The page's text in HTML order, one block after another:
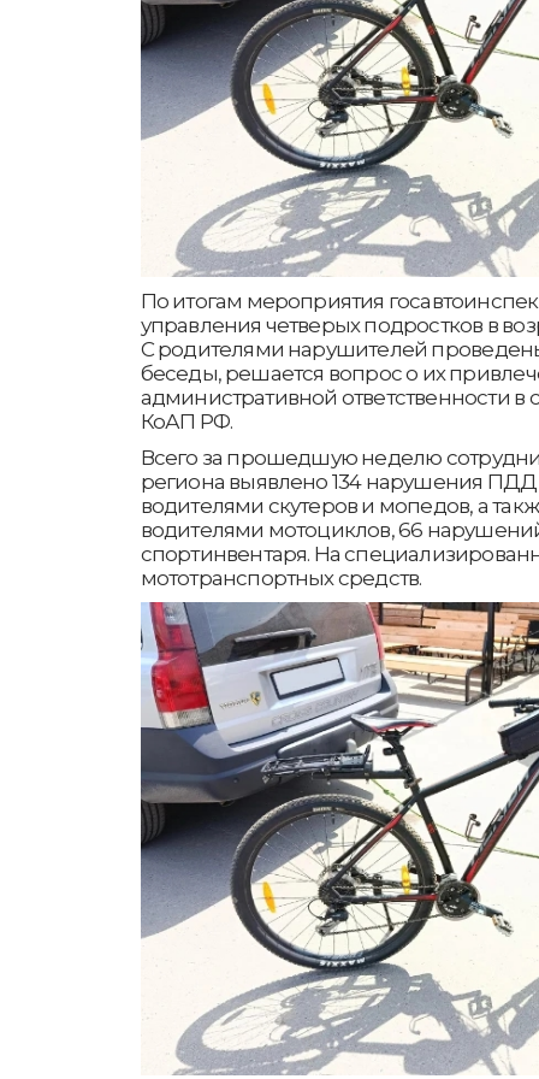
По итогам мероприятия
управления четверых подростков в
С родителями нарушителей
беседы, решается вопрос о их
административной ответственности в
КоАП РФ.
Всего за прошедшую неделю
региона выявлено 134 нарушения
водителями скутеров и мопедов, а
водителями мотоциклов, 66
спортинвентаря. На
мототранспортных средств.